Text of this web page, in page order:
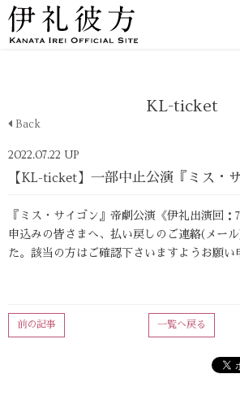
KL-ticket
Back
2022.07.22 UP
【KL-ticket】一部中止公演『ミス・
『ミス・サイゴン』帝劇公演《伊礼出演回：
申込みの皆さまへ、払い戻しのご連絡(メー
た。該当の方はご確認下さいますようお願い
一覧へ戻る
前の記事